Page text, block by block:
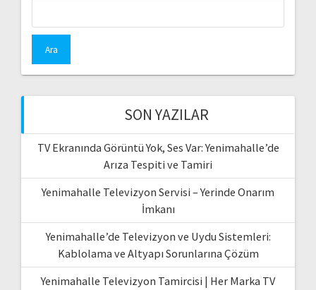
SON YAZILAR
TV Ekranında Görüntü Yok, Ses Var: Yenimahalle’de
Arıza Tespiti ve Tamiri
Yenimahalle Televizyon Servisi – Yerinde Onarım
İmkanı
Yenimahalle’de Televizyon ve Uydu Sistemleri:
Kablolama ve Altyapı Sorunlarına Çözüm
Yenimahalle Televizyon Tamircisi | Her Marka TV